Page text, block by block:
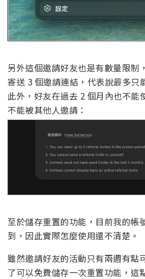
另外這個邀請好友也是有數量限制
寄送 3 個邀請連結，代表說最多只
此外，好友在過去 2 個月內也不能
不能被其他人邀請：
至於儲存重置的功能，目前我的帳
到，因此實際怎麼使用還不清楚。
雖然邀請好友的活動只有兩週有點
了可以免費儲存一次重置功能，這